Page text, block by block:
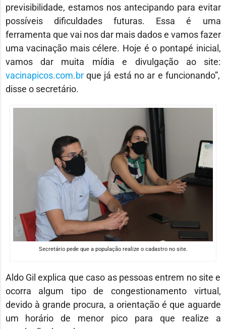
previsibilidade, estamos nos antecipando para evitar
possíveis dificuldades futuras. Essa é uma
ferramenta que vai nos dar mais dados e vamos fazer
uma vacinação mais célere. Hoje é o pontapé inicial,
vamos dar muita mídia e divulgação ao site:
vacinapicos.com.brque já está no ar e funcionando”,
disse o secretário.
Secretário pede que a população realize o cadastro no site.
Aldo Gil explica que caso as pessoas entrem no site e
ocorra algum tipo de congestionamento virtual,
devido à grande procura, a orientação é que aguarde
um horário de menor pico para que realize a